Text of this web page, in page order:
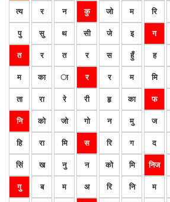
त्य र न कु जो म रि
पु सु थ सी जे इ ग
त र त र स हुँ ह
म का ा र र म मि
ता रा रे री हृ का फ
नि को जो गो न मु ज
हि रा मि स रि ग द
सिं ख नु न को मि निज
गु ब म अ रि नि म